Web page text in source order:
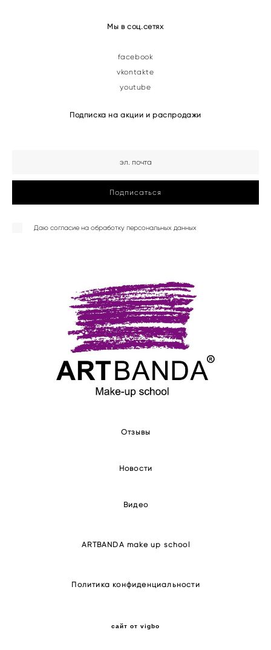
Мы в соц.сетях
facebook
vkontakte
youtube
Подписка на акции и распродажи
Подписаться
Даю согласие на обработку персональных данных
Отзывы
Новости
Видео
ARTBANDA make up school
Политика конфиденциальности
сайт от vigbo